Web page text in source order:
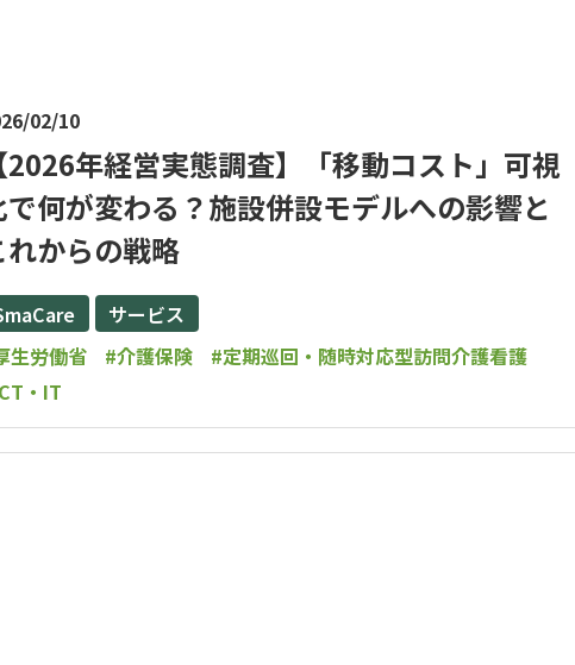
02/10
2026年経営実態調査】「移動コスト」可視
で何が変わる？施設併設モデルへの影響と
れからの戦略
サービス
生労働省
#介護保険
#定期巡回・随時対応型訪問介護看護
・IT